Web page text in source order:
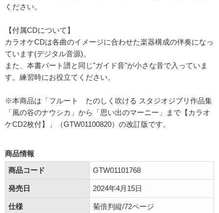
ください。
【付属CDについて】
カラオケCDは各曲のイメージに合わせた楽器構成の伴奏になっ
ています(デジタル音源)。
また、本書パート譜と同じ"ガイド音"が小さな音で入っていま
す。練習時にお役立てください。
※本商品は「フルート たのしく吹ける スタジオジブリ作品集
「風の谷のナウシカ」から「思い出のマーニー」まで【カラオ
ケCD2枚付】」（GTW01100820）の改訂版です。
商品情報
商品コード
GTW01101768
発売日 2024年4月15日
仕様 菊倍判縦/72ページ